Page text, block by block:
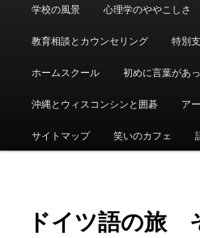
学校の風景 心理学のややこしさ
教育相談とカウンセリング 特別
ホームスクール 初めに言葉があ
沖縄とウィスコンシンと囲碁 ア
サイトマップ 笑いのカフェ
ドイツ語の旅